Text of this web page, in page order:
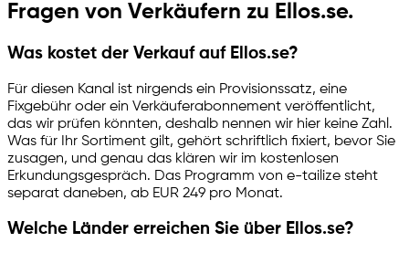
Fragen von Verkäufern zu Ellos.se.
Was kostet der Verkauf auf Ellos.se?
Für diesen Kanal ist nirgends ein Provisionssatz, eine
Fixgebühr oder ein Verkäuferabonnement veröffentlicht,
das wir prüfen könnten, deshalb nennen wir hier keine Zahl.
Was für Ihr Sortiment gilt, gehört schriftlich fixiert, bevor Sie
zusagen, und genau das klären wir im kostenlosen
Erkundungsgespräch. Das Programm von e-tailize steht
separat daneben, ab EUR 249 pro Monat.
Welche Länder erreichen Sie über Ellos.se?